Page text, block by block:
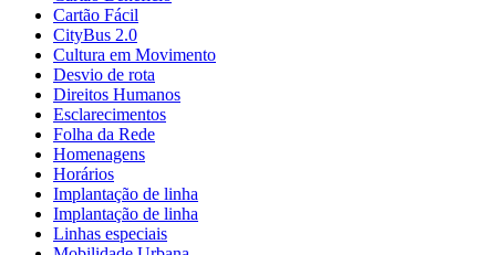
Cartão Fácil
CityBus 2.0
Cultura em Movimento
Desvio de rota
Direitos Humanos
Esclarecimentos
Folha da Rede
Homenagens
Horários
Implantação de linha
Implantação de linha
Linhas especiais